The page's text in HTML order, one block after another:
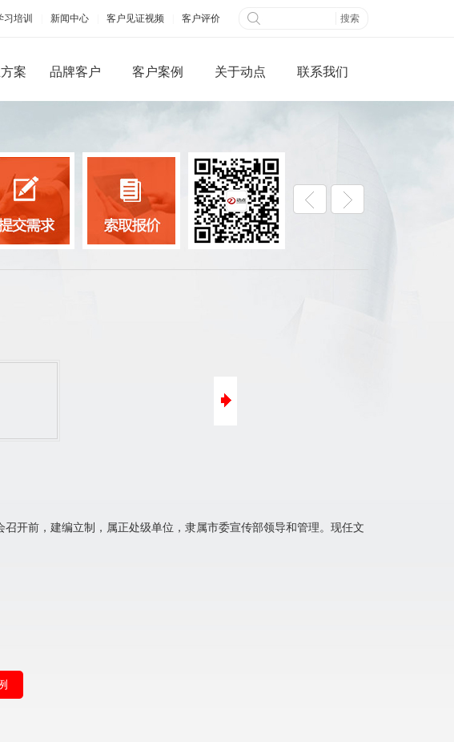
习培训 新闻中心 客户见证视频 客户评价
案 品牌客户 客户案例 关于动点 联系我们
开前，建编立制，属正处级单位，隶属市委宣传部领导和管理。现任文